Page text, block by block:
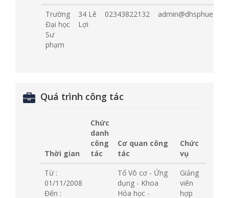
Trường
Đại học
Sư
phạm
34 Lê
Lợi
02343822132
Quá trình công tác
Thời gian
Chức
danh
công
tác
Cơ quan công
tác
Chức
vụ
Từ :
01/11/2008
Đến :
Tổ Vô cơ - Ứng
dụng - Khoa
Hóa học -
Giảng
viên
hợp